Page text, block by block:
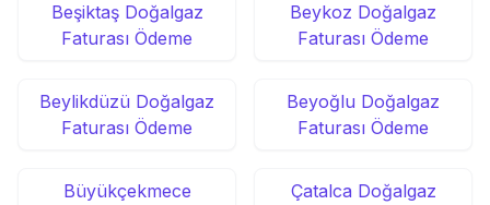
Beşiktaş Doğalgaz
Faturası Ödeme
Beykoz Doğalgaz
Faturası Ödeme
Beylikdüzü Doğalgaz
Faturası Ödeme
Beyoğlu Doğalgaz
Faturası Ödeme
Büyükçekmece
Çatalca Doğalgaz